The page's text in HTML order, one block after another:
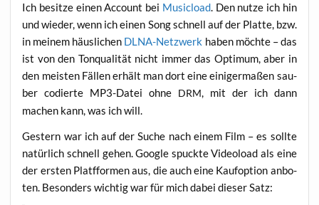
Ich besit­ze einen Account bei Musi­cload. Den nut­ze ich hin
und wie­der, wenn ich einen Song schnell auf der Plat­te, bzw.
in mei­nem häus­li­chen DLNA-Netz­werk haben möch­te – das
ist von den Ton­qua­li­tät nicht immer das Opti­mum, aber in
den meis­ten Fäl­len erhält man dort eine eini­ger­ma­ßen sau­
ber codier­te MP3-Datei ohne DRM, mit der ich dann
machen kann, was ich will.
Ges­tern war ich auf der Suche nach einem Film – es soll­te
natür­lich schnell gehen. Goog­le spuck­te Video­load als eine
der ers­ten Platf­for­men aus, die auch eine Kauf­op­ti­on anbo­
ten. Beson­ders wich­tig war für mich dabei die­ser Satz: